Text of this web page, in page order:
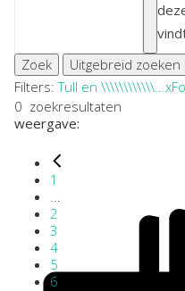
Zoek
Uitgebreid zoeken
Filters:Tull en \\\\\\\\\\\\... x
0 zoekresultaten
weergave:
1
2
3
4
5
6